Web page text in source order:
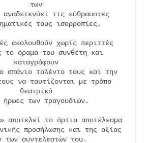
των
τις εύθραυστες
τους ισορροπίες.
ακολουθούν χωρίς περιττές
το όραμα του συνθέτη και
καταγράφουν
σπάνιο ταλέντο τους και την
να ταυτίζονται με τρόπο
θεατρικό
ήρωες των τραγουδιών.
αποτελεί το άρτιο αποτέλεσμα
προσήλωσης και της αξίας
των συντελεστών του.